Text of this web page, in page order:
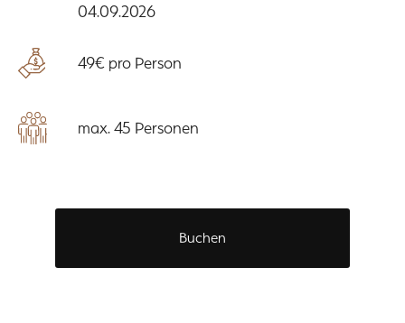
04.09.2026
49€ pro Person
max. 45 Personen
Buchen